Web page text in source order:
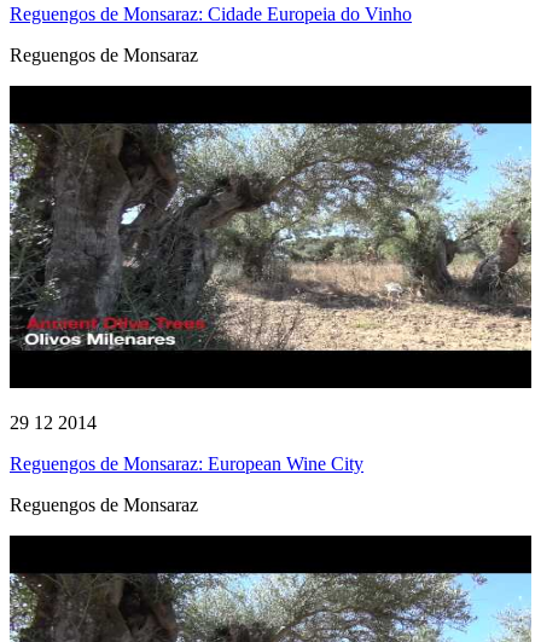
Reguengos de Monsaraz: Cidade Europeia do Vinho
Reguengos de Monsaraz
29 12 2014
Reguengos de Monsaraz: European Wine City
Reguengos de Monsaraz